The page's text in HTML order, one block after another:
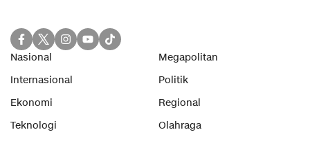
Nasional
Megapolitan
Internasional
Politik
Ekonomi
Regional
Teknologi
Olahraga